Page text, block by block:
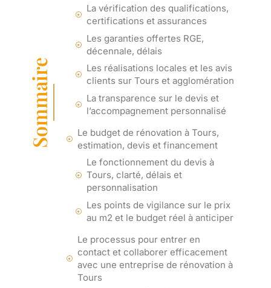
Sommaire
La vérification des qualifications,
certifications et assurances
Les garanties offertes RGE,
décennale, délais
Les réalisations locales et les avis
clients sur Tours et agglomération
La transparence sur le devis et
l’accompagnement personnalisé
Le budget de rénovation à Tours,
estimation, devis et financement
Le fonctionnement du devis à
Tours, clarté, délais et
personnalisation
Les points de vigilance sur le prix
au m2 et le budget réel à anticiper
Le processus pour entrer en
contact et collaborer efficacement
avec une entreprise de rénovation à
Tours